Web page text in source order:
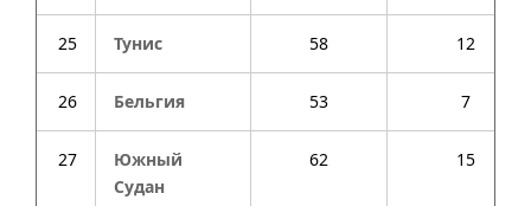
25 Тунис 58 12
26 Бельгия 53 7
27
Южный
Судан
62 15